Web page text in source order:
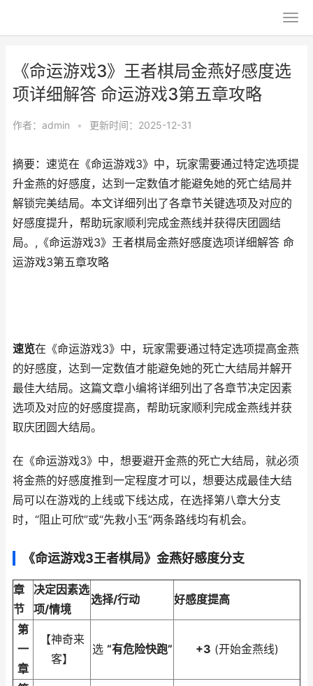
《命运游戏3》王者棋局金燕好感度选
项详细解答 命运游戏3第五章攻略
作者： admin • 更新时间：2025-12-31
摘要：速览在《命运游戏3》中，玩家需要通过特定选项提
升金燕的好感度，达到一定数值才能避免她的死亡结局并
解锁完美结局。本文详细列出了各章节关键选项及对应的
好感度提升，帮助玩家顺利完成金燕线并获得庆团圆结
局。,《命运游戏3》王者棋局金燕好感度选项详细解答 命
运游戏3第五章攻略
速览在《命运游戏3》中，玩家需要通过特定选项提高金燕
的好感度，达到一定数值才能避免她的死亡大结局并解开
最佳大结局。这篇文章小编将详细列出了各章节决定因素
选项及对应的好感度提高，帮助玩家顺利完成金燕线并获
取庆团圆大结局。
在《命运游戏3》中，想要避开金燕的死亡大结局，就必须
将金燕的好感度推到一定程度才可以，想要达成最佳大结
局可以在游戏的上线或下线达成，在选择第八章大分支
时，“阻止可欣”或“先救小玉”两条路线均有机会。
《命运游戏3王者棋局》金燕好感度分支
章
节
决定因素选
项/情境
选择/行动 好感度提高
第
一
章
【神奇来
客】
选 “有危险快跑” +3 (开始金燕线)